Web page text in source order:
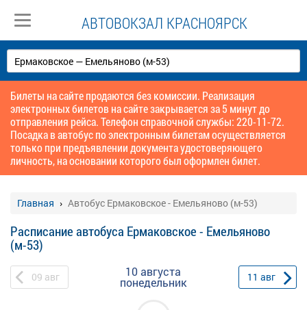
АВТОВОКЗАЛ КРАСНОЯРСК
Билеты на сайте продаются без комиссии. Реализация
электронных билетов на сайте закрывается за 5 минут до
отправления рейса. Телефон справочной службы: 220-11-72.
Посадка в автобус по электронным билетам осуществляется
только при предъявлении документа удостоверяющего
личность, на основании которого был оформлен билет.
Главная Автобус Ермаковское - Емельяново (м-53)
Расписание автобуса Ермаковское - Емельяново
(м-53)
09 авг 10 августа
понедельник 11 авг